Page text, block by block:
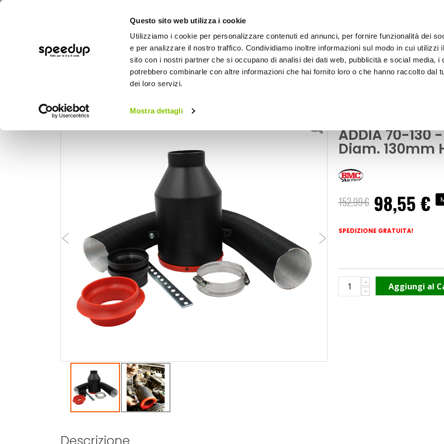
Questo sito web utilizza i cookie
Utilizziamo i cookie per personalizzare contenuti ed annunci, per fornire funzionalità dei
e per analizzare il nostro traffico. Condividiamo inoltre informazioni sul modo in cui utilizzi
sito con i nostri partner che si occupano di analisi dei dati web, pubblicità e social media, i
potrebbero combinarle con altre informazioni che hai fornito loro o che hanno raccolto dal
dei loro servizi.
Mostra dettagli
BICI OUTDOOR
Home
ADDIA 70-130
Diam. 130mm
152,99 € Prezzo
speciale
98,55 €
SPEDIZIONE GRATUITA!
Aggiungi al